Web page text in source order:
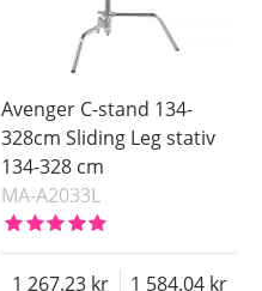
Avenger C-stand 134-
328cm Sliding Leg stativ
134-328 cm
MA-A2033L
1 267.23
1 584.04